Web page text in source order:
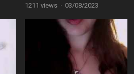
1211 views · 03/08/2023